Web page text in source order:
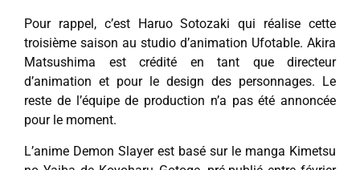
Pour rappel, c’est Haruo Sotozaki qui réalise cette
troisième saison au studio d’animation Ufotable. Akira
Matsushima est crédité en tant que directeur
d’animation et pour le design des personnages. Le
reste de l’équipe de production n’a pas été annoncée
pour le moment.
L’anime Demon Slayer est basé sur le manga Kimetsu